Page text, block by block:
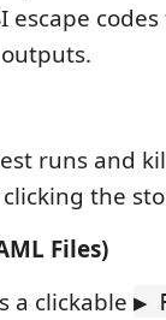
escape
runs and
clicking the
Files)
a clickable ▶